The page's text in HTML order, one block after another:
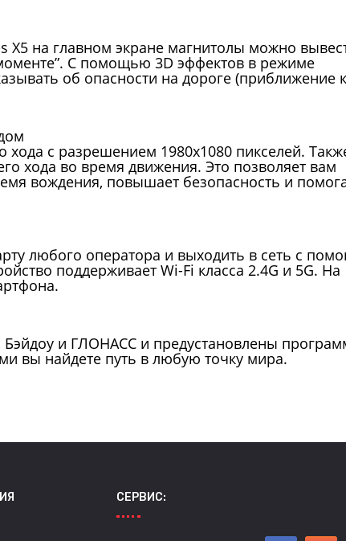
X5 на главном экране магнитолы можно
С помощью 3D эффектов в режиме
об опасности на дороге (приближение к
хода с разрешением 1980x1080 пикселей.
хода во время движения. Это позволяет вам
вождения, повышает безопасность и
любого оператора и выходить в сеть с
поддерживает Wi-Fi класса 2.4G и 5G. На
Бэйдоу и ГЛОНАСС и предустановлены
вы найдете путь в любую точку мира.
СЕРВИС: